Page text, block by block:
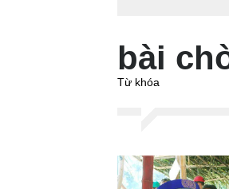
bài
Từ khóa